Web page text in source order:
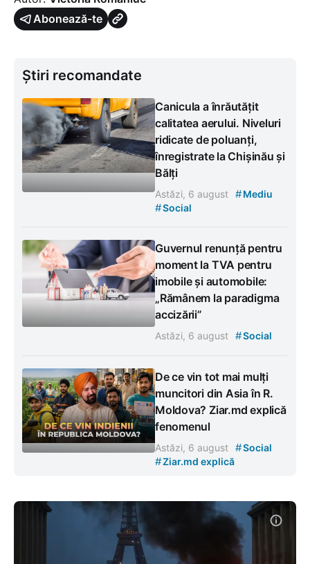
Abonează-te
Știri recomandate
Canicula a înrăutățit
calitatea aerului. Niveluri
ridicate de poluanți,
înregistrate la Chișinău și
Bălți
Astăzi, 6 august #Mediu
#Social
Guvernul renunță pentru
moment la TVA pentru
imobile și automobile:
„Rămânem la paradigma
accizării”
Astăzi, 6 august #Social
De ce vin tot mai mulți
muncitori din Asia în R.
Moldova? Ziar.md explică
fenomenul
Astăzi, 6 august #Social
#Ziar.md explică